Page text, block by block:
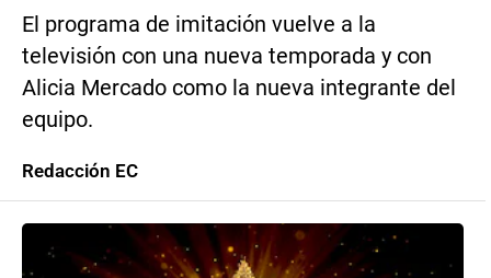
El programa de imitación vuelve a la
televisión con una nueva temporada y con
Alicia Mercado como la nueva integrante del
equipo.
Redacción EC